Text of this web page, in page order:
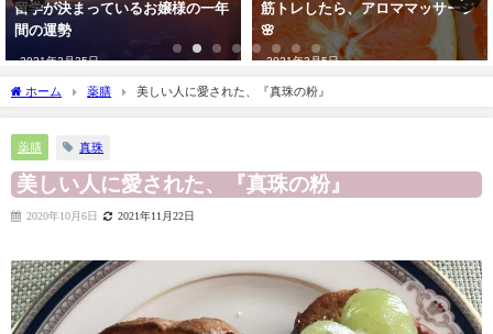
筋トレしたら、アロママッサージ
🌸
2021年3月5日
「東方の賢者」がイエス様に贈っ
た物
2020年12月9日
ホーム 薬膳 美しい人に愛された、『真珠の粉』
薬膳 真珠
美しい人に愛された、『真珠の粉』
2020年10月6日 2021年11月22日